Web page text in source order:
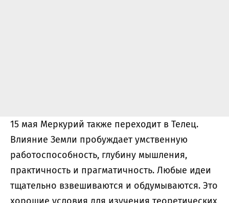
15 мая Меркурий также переходит в Телец.
Влияние Земли пробуждает умственную
работоспособность, глубину мышления,
практичность и прагматичность. Любые идеи
тщательно взвешиваются и обдумываются. Это